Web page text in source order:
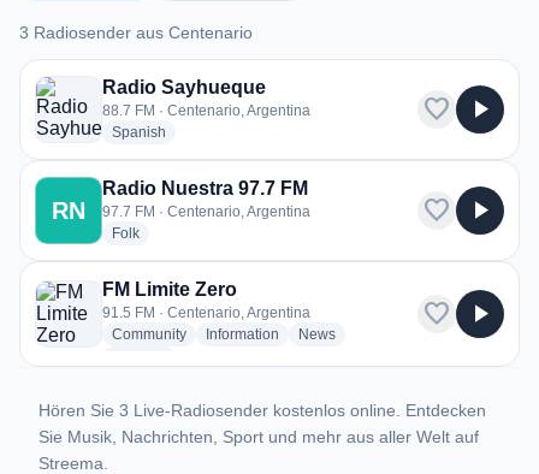
3 Radiosender aus Centenario
3 Radiosender aus Centenario
Radio Sayhueque
88.7 FM · Centenario, Argentina
Spanish
favorite play_arrow
RN
Radio Nuestra 97.7 FM
97.7 FM · Centenario, Argentina
Folkradio stations
favorite play_arrow
FM Limite Zero
91.5 FM · Centenario, Argentina
Communityradio stations
Information radio stations
Newsradio stations
favorite play_arrow
Hören Sie 3 Live-Radiosender kostenlos online. Entdecken
Sie Musik, Nachrichten, Sport und mehr aus aller Welt auf
Streema.